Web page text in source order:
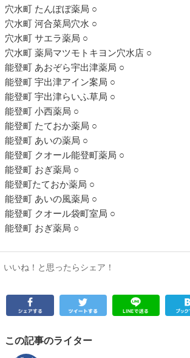
穴水町 たんぽぼ薬局 ○
穴水町 河合菜局穴水 ○
穴水町 サエラ薬局 ○
穴水町 薬局マツモトキヨン穴水店 ○
能登町 あおぞら宇出津薬局 ○
能登町 宇出津アイン案局 ○
能登町 宇出津らいふ草局 ○
能登町 小西薬局 ○
能登町 たておか薬局 ○
能登町 あいの薬局 ○
能登町 クオール能登町薬局 ○
能登町 おぎ薬局 ○
能登町たておか薬局 ○
能登町 あいの風薬局 ○
能登町 クオール袋町室局 ○
能登町 おぎ薬局 ○
いいね！と思ったらシェア！
この記事のライター